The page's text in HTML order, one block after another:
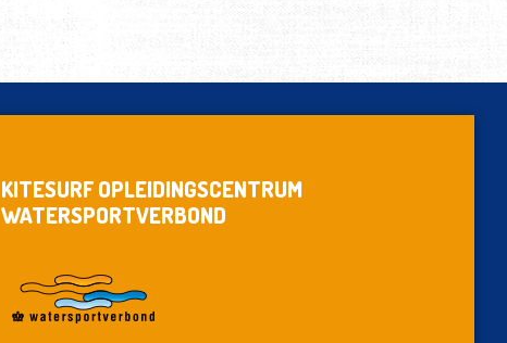
KITESURF OPLEIDINGSCENTRUM
WATERSPORTVERBOND